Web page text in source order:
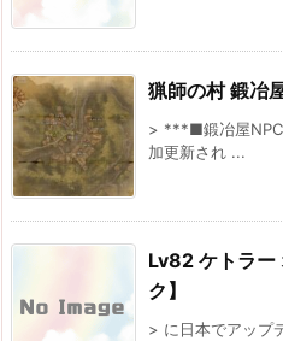
猟師の村 鍛冶
> ***■鍛冶屋
加更新され ...
Lv82 ケトラー
ク】
> に日本でアップ